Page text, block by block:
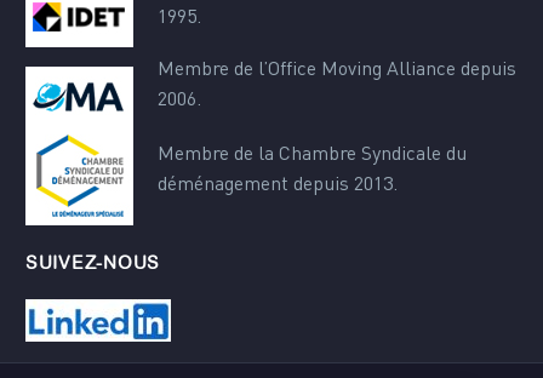
1995.
Membre de l’Office Moving Alliance depuis
2006.
Membre de la Chambre Syndicale du
déménagement depuis 2013.
SUIVEZ-NOUS